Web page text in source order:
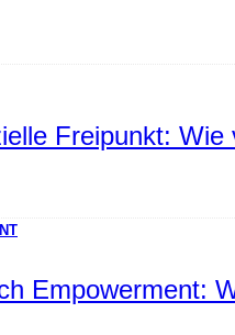
Freipunkt:
Empowerment: